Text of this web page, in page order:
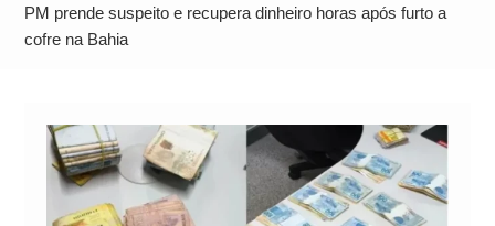
Operação Ágio: Ação policial na Bahia prende 14
suspeitos e mira rede ligada a ‘Zói de Gato’, do
PM prende suspeito e recupera dinheiro horas após furto a
cofre na Bahia